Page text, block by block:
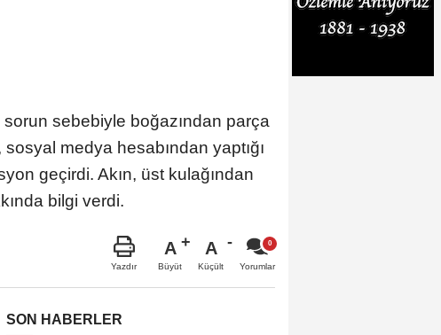
sorun sebebiyle boğazından parça
sosyal medya hesabından yaptığı
geçirdi. Akın, üst kulağından
bilgi verdi.
Yazdır
A
Büyüt
A
Küçült Yorumlar
SON HABERLER